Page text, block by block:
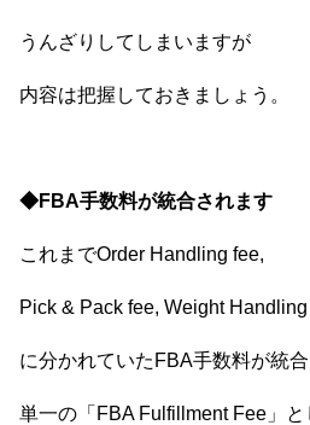
うんざりしてしまいますが
内容は把握しておきましょう。
◆FBA手数料が統合されます
これまでOrder Handling fee,
Pick & Pack fee, Weight
に分かれていたFBA手数料が統合
単一の「FBA Fulfillment Fee」と